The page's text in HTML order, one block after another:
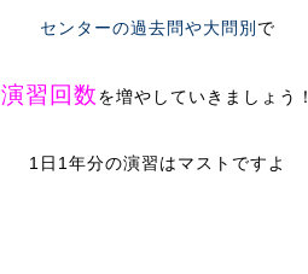
センターの過去問や大問別 で
演習回数を増やしていきましょう！
1日1年分の演習はマストですよ